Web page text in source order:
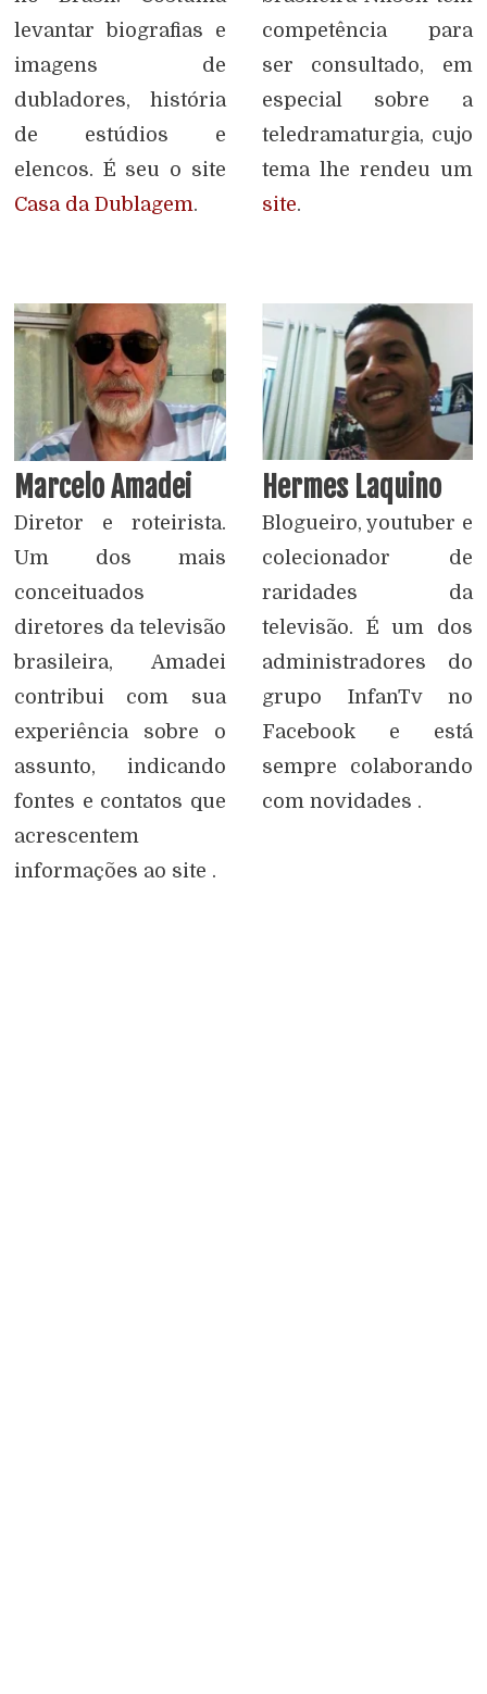
levantar biografias e
imagens de
dubladores, história
de estúdios e
elencos. É seu o site
Casa da Dublagem.
competência para
ser consultado, em
especial sobre a
teledramaturgia, cujo
tema lhe rendeu um
site.
Marcelo Amadei
Diretor e roteirista.
Um dos mais
conceituados
diretores da televisão
brasileira, Amadei
contribui com sua
experiência sobre o
assunto, indicando
fontes e contatos que
acrescentem
informações ao site .
Hermes Laquino
Blogueiro, youtuber e
colecionador de
raridades da
televisão. É um dos
administradores do
grupo InfanTv no
Facebook e está
sempre colaborando
com novidades .